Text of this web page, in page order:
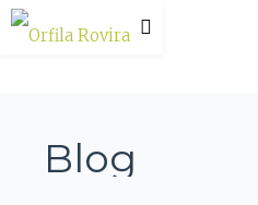
Blog